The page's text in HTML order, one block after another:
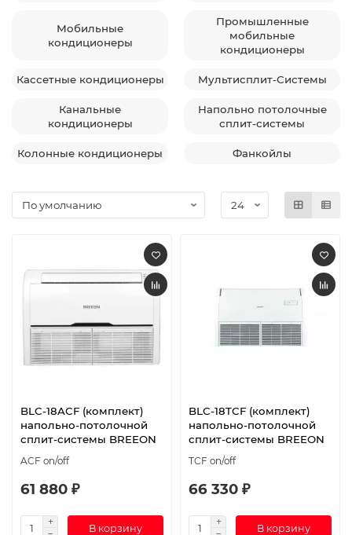
Мобильные
кондиционеры
Промышленные
мобильные
кондиционеры
Кассетные кондиционеры Мультисплит-Системы
Канальные
кондиционеры
Напольно потолочные
сплит-системы
Колонные кондиционеры Фанкойлы
BLC-18ACF (комплект)
напольно-потолочной
сплит-системы BREEON
ACF on/off
61 880 ₽
В корзину
BLC-18TCF (комплект)
напольно-потолочной
сплит-системы BREEON
TCF on/off
66 330 ₽
В корзину